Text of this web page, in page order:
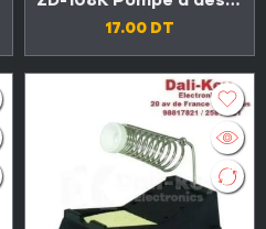
17.00 DT